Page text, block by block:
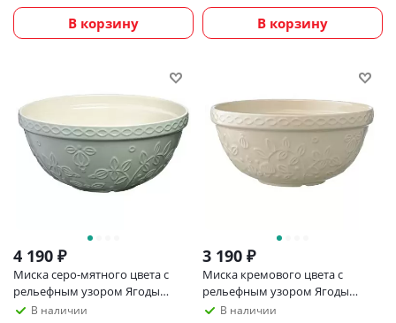
В корзину В корзину
4 190 ₽
Миска серо-мятного цвета с
рельефным узором Ягоды
Тайги из коллекции russian
В наличии
3 190 ₽
Миска кремового цвета с
рельефным узором Ягоды
Тайги Tkano из коллекции
В наличии